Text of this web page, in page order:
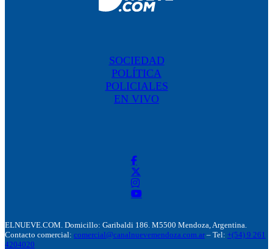
SOCIEDAD
POLÍTICA
POLICIALES
EN VIVO
ELNUEVE.COM. Domicillo: Garibaldi 186. M5500 Mendoza, Argentina.
Contacto comercial: comercial@canalnuevemendoza.com.ar – Tel: +(54) 9 261
4204020